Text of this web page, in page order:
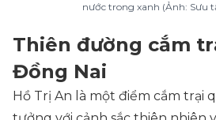
nước trong xanh (Ảnh: Sưu
Thiên đường cắm
Đồng Nai
Hồ Trị An là một điểm cắm trại